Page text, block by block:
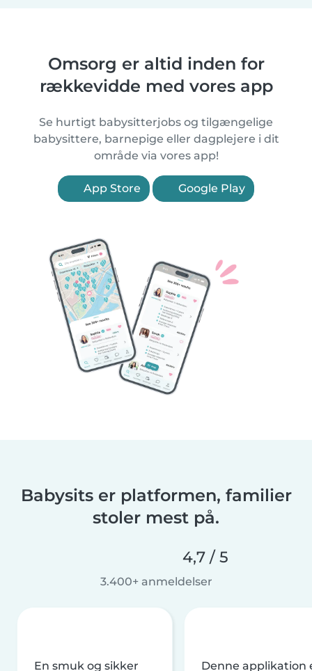
Omsorg er altid inden for
rækkevidde med vores app
Se hurtigt babysitterjobs og tilgængelige
babysittere, barnepige eller dagplejere i dit
område via vores app!
App Store Google Play
Babysits er platformen, familier
stoler mest på.
4,7 / 5
3.400+ anmeldelser
En smuk og sikker
Denne applikation